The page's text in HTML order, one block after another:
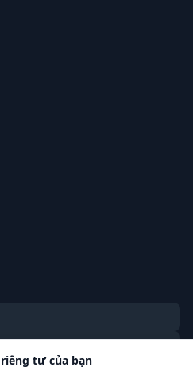
tư của bạn